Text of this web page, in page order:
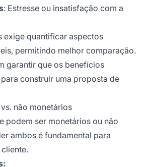
: Estresse ou insatisfação com a
exige quantificar aspectos
permitindo melhor comparação.
garantir que os benefícios
construir uma proposta de
não monetários
podem ser monetários ou não
ambos é fundamental para